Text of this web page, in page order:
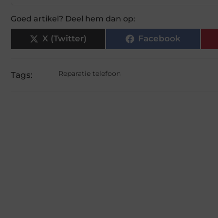
Goed artikel? Deel hem dan op:
X (Twitter) Facebook
Tags: Reparatie telefoon